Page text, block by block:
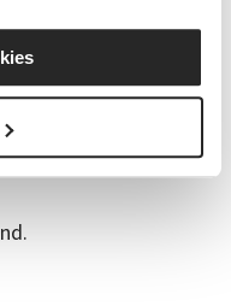
Träff 4 – Att ta
Träff 6 – Att
Träff 7 –
– Vart kan jag vända